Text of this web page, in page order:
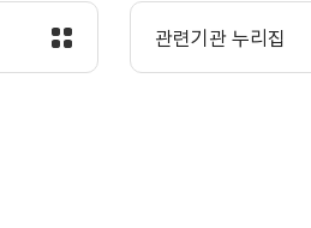
관련기관 누리집